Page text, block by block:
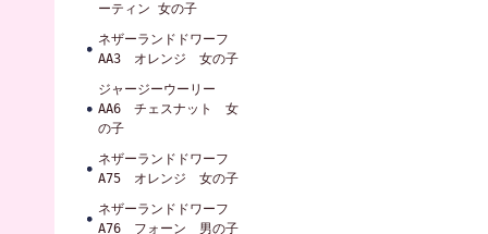
ーティン 女の子
ネザーランドドワーフ
AA3 オレンジ 女の子
ジャージーウーリー
AA6 チェスナット 女
の子
ネザーランドドワーフ
A75 オレンジ 女の子
ネザーランドドワーフ
A76 フォーン 男の子